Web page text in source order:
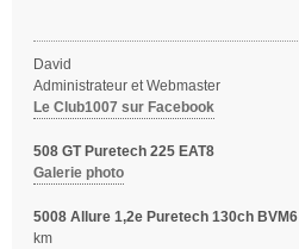
e
David
Administrateur et Webmaster
Le Club1007 sur Facebook
508 GT Puretech 225 EAT8
Galerie photo
5008 Allure 1,2e Puretech 130ch BVM6
km